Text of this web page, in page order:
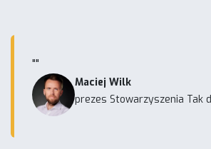
""
Maciej Wilk
prezes Stowarzyszenia Tak